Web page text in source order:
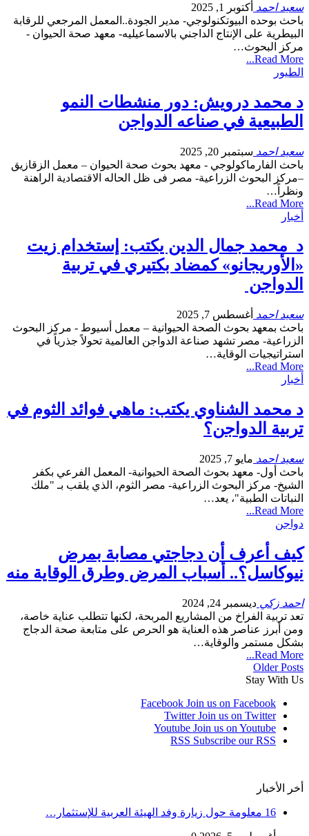
سعيد احمد أكتوبر 1, 2025
باحث بوحده البيوتكنولوجي- مدير الجودة..المعمل المرجعي للرقابة
البيطرية على الإنتاج الداجني بالاسماعيليه- معهد صحة الحيوان -
مركز البحوث…
Read More...
الطيور
د محمد درويش: دور منشطات النمو
الطبيعية في صناعه الدواجن
سعيد احمد سبتمبر 20, 2025
باحث الفارماكولوجي - معهد بحوث صحة الحيوان – معمل الزقازيق
–مركز البحوث الزراعية- مصر فى ظل الحاله الاقتصادية الراهنة
ونظراً…
Read More...
أخبار
د محمد جمال الدين يكتب: إستخدام زيت
«الأوريجانو» كمضاد بكتيري في تربية
الدواجن
سعيد احمد أغسطس 7, 2025
باحث بمعهد بحوث الصحة الحيوانية – معمل أسيوط - مركز البحوث
الزراعية- مصر تشهد صناعة الدواجن العالمية تحولاً جذرياً في
استراتيجيات الوقاية…
Read More...
أخبار
د محمد الشناوي يكتب: ماهي فوائد الثوم في
تربية الدواجن؟
سعيد احمد مايو 7, 2025
باحث أول- معهد بحوث الصحة الحيوانية- المعمل الفرعي بكفر
الشيخ- مركز البحوث الزراعية- مصر الثوم، الذي يلقب بـ "ملك
النباتات الطبية"، يعد…
Read More...
دواجن
كيف أعرف أن دجاجتي مصابة بمرض
نيوكاسل؟.. أسباب المرض وطرق الوقاية منه
احمد زكي ديسمبر 24, 2024
تعد تربية الفراخ من المشاريع المربحة، لكنها تتطلب عناية خاصة،
ومن أبرز عناصر هذه العناية هو الحرص على متابعة صحة الدجاج
بشكل مستمر والوقاية…
Read More...
Older Posts
Stay With Us
Facebook Join us on Facebook
Twitter Join us on Twitter
Youtube Join us on Youtube
RSS Subscribe our RSS
أخر الأخبار
16 معلومة حول زيارة وفد الهيئة العربية للإستثمار…